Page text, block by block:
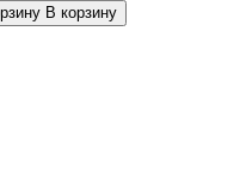
В корзину